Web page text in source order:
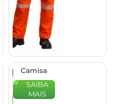
Camisa
Profissional
Gola
Italiana –
SAIBA
MAIS